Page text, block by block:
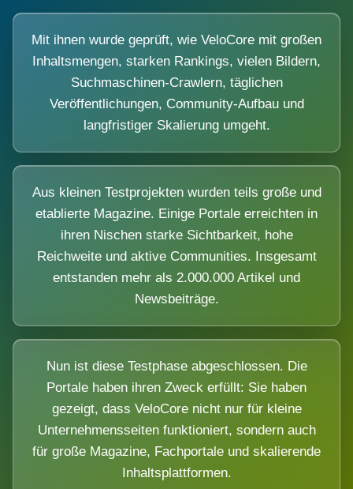
Mit ihnen wurde geprüft, wie VeloCore mit großen
Inhaltsmengen, starken Rankings, vielen Bildern,
Suchmaschinen-Crawlern, täglichen
Veröffentlichungen, Community-Aufbau und
langfristiger Skalierung umgeht.
Aus kleinen Testprojekten wurden teils große und
etablierte Magazine. Einige Portale erreichten in
ihren Nischen starke Sichtbarkeit, hohe
Reichweite und aktive Communities. Insgesamt
entstanden mehr als 2.000.000 Artikel und
Newsbeiträge.
Nun ist diese Testphase abgeschlossen. Die
Portale haben ihren Zweck erfüllt: Sie haben
gezeigt, dass VeloCore nicht nur für kleine
Unternehmensseiten funktioniert, sondern auch
für große Magazine, Fachportale und skalierende
Inhaltsplattformen.